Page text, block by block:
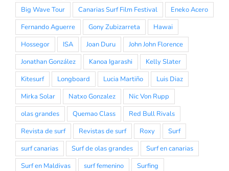
Big Wave Tour
Canarias Surf Film Festival
Eneko Acero
Fernando Aguerre
Gony Zubizarreta
Hawai
Hossegor
ISA Joan Duru
John John Florence
Jonathan González
Kanoa Igarashi
Kelly Slater
Kitesurf
Longboard Lucia Martiño
Luis Diaz
Mirka Solar
Natxo Gonzalez
Nic Von Rupp
olas grandes
Quemao Class
Red Bull Rivals
Revista de surf
Revistas de surf Roxy
Surf
surf canarias
Surf de olas grandes
Surf en canarias
Surf en Maldivas
surf femenino
Surfing